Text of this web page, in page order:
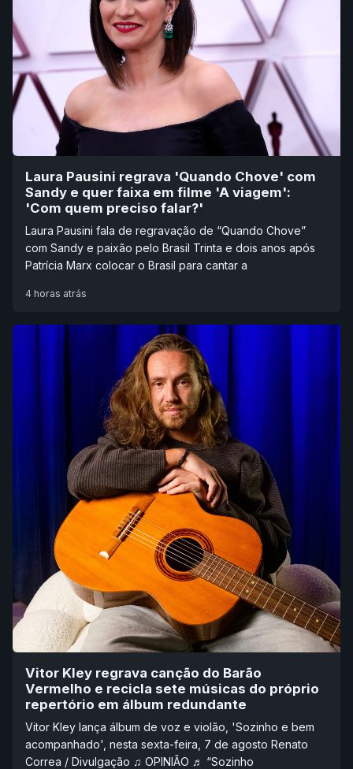
Laura Pausini regrava 'Quando Chove' com
Sandy e quer faixa em filme 'A viagem':
'Com quem preciso falar?'
Laura Pausini fala de regravação de “Quando Chove”
com Sandy e paixão pelo Brasil Trinta e dois anos após
Patrícia Marx colocar o Brasil para cantar a
4 horas atrás
Vitor Kley regrava canção do Barão
Vermelho e recicla sete músicas do próprio
repertório em álbum redundante
Vitor Kley lança álbum de voz e violão, 'Sozinho e bem
acompanhado', nesta sexta-feira, 7 de agosto Renato
Correa / Divulgação ♫ OPINIÃO ♬ “Sozinho